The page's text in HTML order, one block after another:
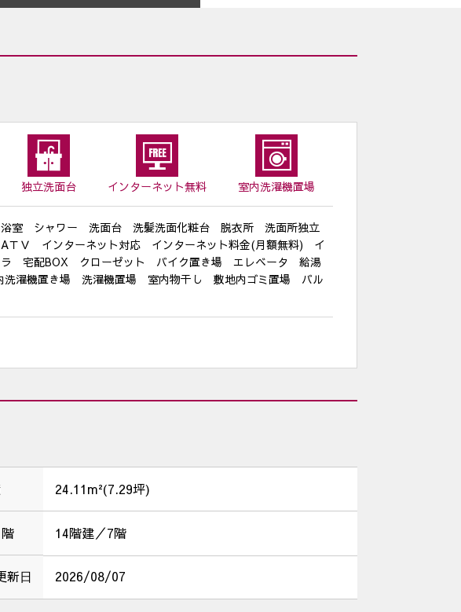
独立洗面台 インターネット無料 室内洗濯機置場
室 シャワー 洗面台 洗髪洗面化粧台 脱衣所 洗面所独立
Ｖ インターネット対応 インターネット料金(月額無料) イ
ラ 宅配BOX クローゼット バイク置き場 エレベータ 給湯
濯機置き場 洗濯機置場 室内物干し 敷地内ゴミ置場 バル
24.11m²(7.29坪)
14階建／7階
新⽇ 2026/08/07